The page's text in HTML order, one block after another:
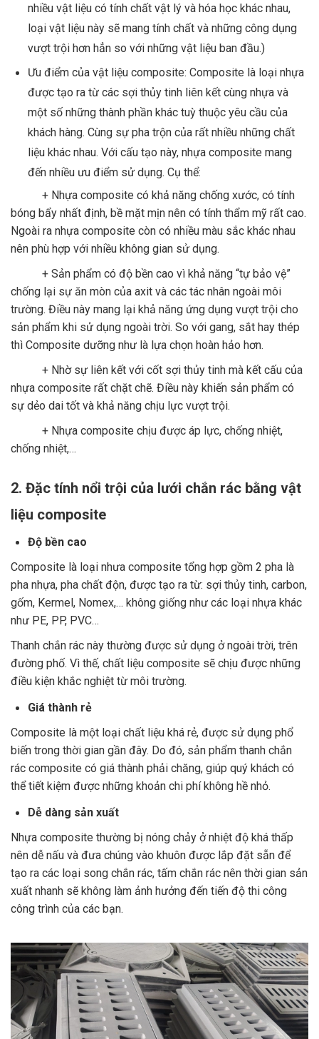
nhiều vật liệu có tính chất vật lý và hóa học khác nhau,
loại vật liệu này sẽ mang tính chất và những công dụng
vượt trội hơn hẳn so với những vật liệu ban đầu.)
Ưu điểm của vật liệu composite: Composite là loại nhựa
được tạo ra từ các sợi thủy tinh liên kết cùng nhựa và
một số những thành phần khác tuỳ thuộc yêu cầu của
khách hàng. Cùng sự pha trộn của rất nhiều những chất
liệu khác nhau. Với cấu tạo này, nhựa composite mang
đến nhiều ưu điểm sử dụng. Cụ thể:
+ Nhựa composite có khả năng chống xước, có tính
bóng bẩy nhất định, bề mặt mịn nên có tính thẩm mỹ rất cao.
Ngoài ra nhựa composite còn có nhiều màu sắc khác nhau
nên phù hợp với nhiều không gian sử dụng.
+ Sản phẩm có độ bền cao vì khả năng “tự bảo vệ”
chống lại sự ăn mòn của axit và các tác nhân ngoài môi
trường. Điều này mang lại khả năng ứng dụng vượt trội cho
sản phẩm khi sử dụng ngoài trời. So với gang, sắt hay thép
thì Composite dưỡng như là lựa chọn hoàn hảo hơn.
+ Nhờ sự liên kết với cốt sợi thủy tinh mà kết cấu của
nhựa composite rất chặt chẽ. Điều này khiến sản phẩm có
sự dẻo dai tốt và khả năng chịu lực vượt trội.
+ Nhựa composite chịu được áp lực, chống nhiệt,
chống nhiệt,…
2. Đặc tính nổi trội của lưới chắn rác bằng vật
liệu composite
Độ bền cao
Composite là loại nhưa composite tổng hợp gồm 2 pha là
pha nhựa, pha chất độn, được tạo ra từ: sợi thủy tinh, carbon,
gốm, Kermel, Nomex,… không giống như các loại nhựa khác
như PE, PP, PVC…
Thanh chắn rác này thường được sử dụng ở ngoài trời, trên
đường phố. Vì thế, chất liệu composite sẽ chịu được những
điều kiện khắc nghiệt từ môi trường.
Giá thành rẻ
Composite là một loại chất liệu khá rẻ, được sử dụng phổ
biến trong thời gian gần đây. Do đó, sản phẩm thanh chắn
rác composite có giá thành phải chăng, giúp quý khách có
thể tiết kiệm được những khoản chi phí không hề nhỏ.
Dễ dàng sản xuất
Nhựa composite thường bị nóng chảy ở nhiệt độ khá thấp
nên dễ nấu và đưa chúng vào khuôn được lắp đặt sẵn để
tạo ra các loại song chắn rác, tấm chắn rác nên thời gian sản
xuất nhanh sẽ không làm ảnh hưởng đến tiến độ thi công
công trình của các bạn.